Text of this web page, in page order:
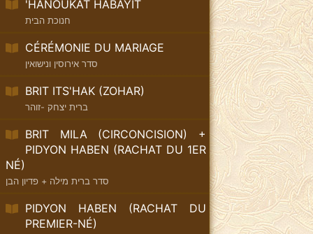
'HANOUKAT HABAYIT
חנוכת הבית
CÉRÉMONIE DU MARIAGE
סדר אירוסין ונישואין
BRIT ITS'HAK (ZOHAR)
ברית יצחק -זוהר
BRIT MILA (CIRCONCISION) +
PIDYON HABEN (RACHAT DU 1ER
NÉ)
סדר ברית מילה + פדיון הבן
PIDYON HABEN (RACHAT DU
PREMIER-NÉ)